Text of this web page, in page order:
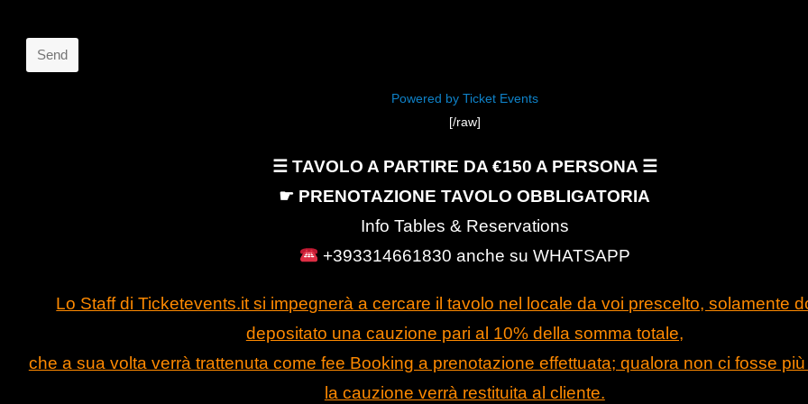
Send
Powered by Ticket Events
[/raw]
☰ TAVOLO A PARTIRE DA €150 A PERSONA ☰
☛ PRENOTAZIONE TAVOLO OBBLIGATORIA
Info Tables & Reservations
+393314661830 anche su WHATSAPP
Lo Staff di Ticketevents.it si impegnerà a cercare il tavolo nel locale da voi prescelto, solamente
depositato una cauzione pari al 10% della somma totale,
che a sua volta verrà trattenuta come fee Booking a prenotazione effettuata; qualora non ci fosse
la cauzione verrà restituita al cliente.